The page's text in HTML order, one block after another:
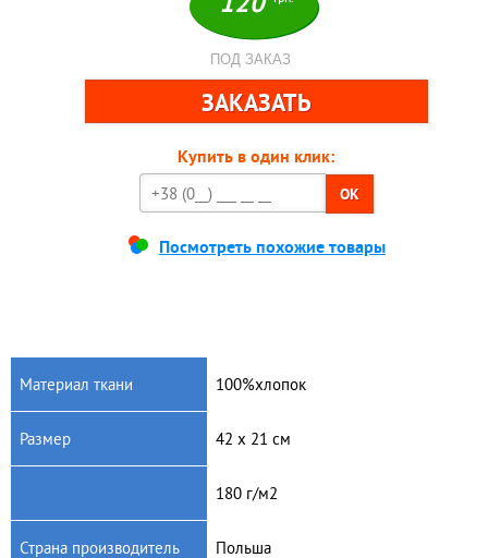
ПОД ЗАКАЗ
Купить в один клик:
OK
Посмотреть похожие товары
Материал ткани 100%хлопок
Размер 42 x 21 см
180 г/м2
Страна производитель Польша